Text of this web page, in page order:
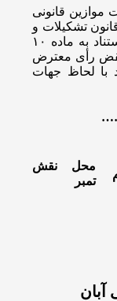
موازین قانونی
رسیدگی با رعایت تبصره ۲ ماده ۱۶ قانون تشکیلات و
آیین دادرسی دیوان عدالت اداری و با استناد به ماده ۱۰
نقض رأی معترض
با لحاظ جهات
محل نقش
تمبر